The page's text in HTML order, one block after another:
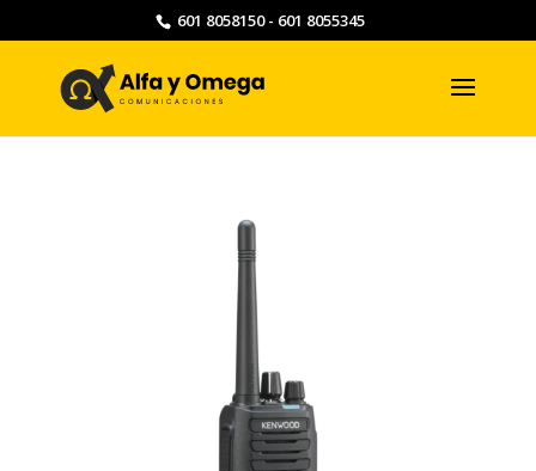
601 8058150 - 601 8055345